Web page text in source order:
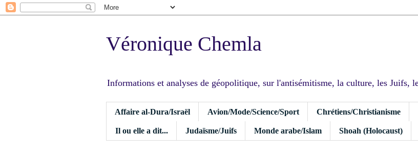
Véronique Chemla
Informations et analyses de géopolitique, sur l'antisémitisme, la culture, les Juifs,
Affaire al-Dura/Israël Avion/Mode/Science/Sport Chrétiens/Christianisme
Il ou elle a dit... Judaïsme/Juifs Monde arabe/Islam Shoah (Holocaust)